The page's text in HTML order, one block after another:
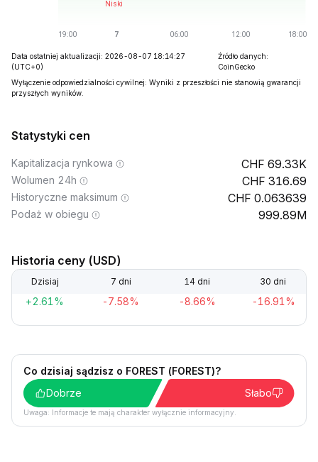
Data ostatniej aktualizacji: 2026-08-07 18:14:27
(UTC+0)
Źródło danych:
CoinGecko
Wyłączenie odpowiedzialności cywilnej: Wyniki z przeszłości nie stanowią gwarancji
przyszłych wyników.
Statystyki cen
Kapitalizacja rynkowa 69.33K
Wolumen 24h 316.69
Historyczne maksimum 0.063639
Podaż w obiegu 999.89M
Historia ceny (USD)
Dzisiaj 7 dni 14 dni 30 dni
+2.61% -7.58% -8.66% -16.91%
Co dzisiaj sądzisz o FOREST (FOREST)?
Dobrze
Słabo
Uwaga: Informacje te mają charakter wyłącznie informacyjny.